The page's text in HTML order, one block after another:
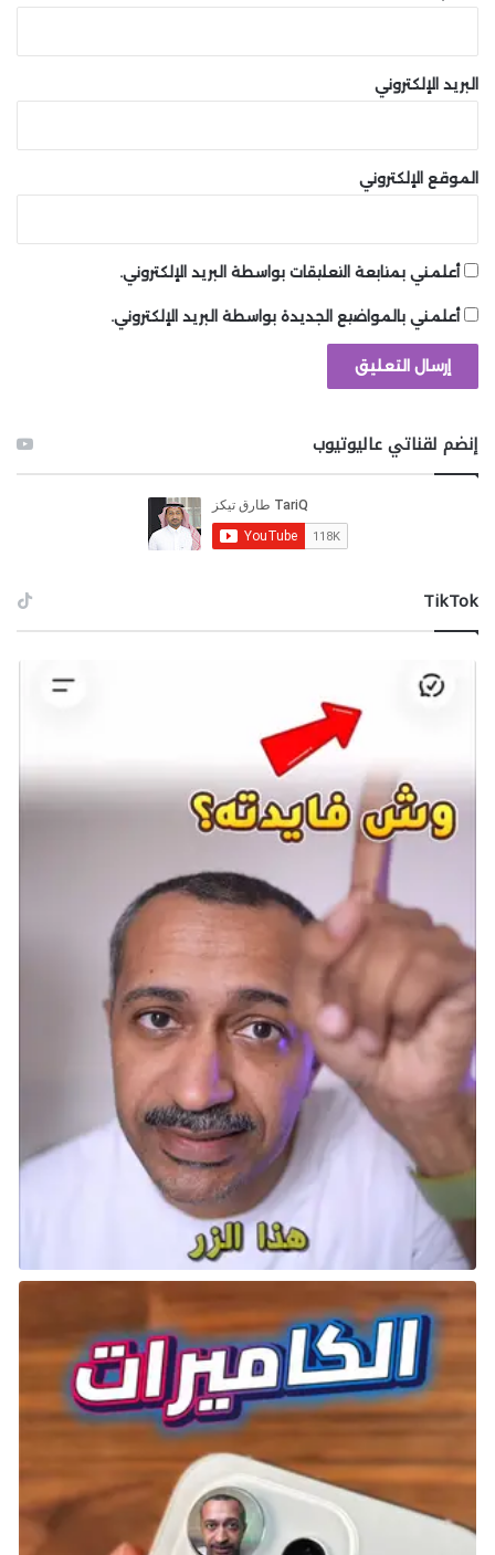
البريد الإلكتروني
الموقع الإلكتروني
أعلمني بمتابعة التعليقات بواسطة البريد الإلكتروني.
أعلمني بالمواضيع الجديدة بواسطة البريد الإلكتروني.
إنضم لقناتي عاليوتيوب
‫TikTok